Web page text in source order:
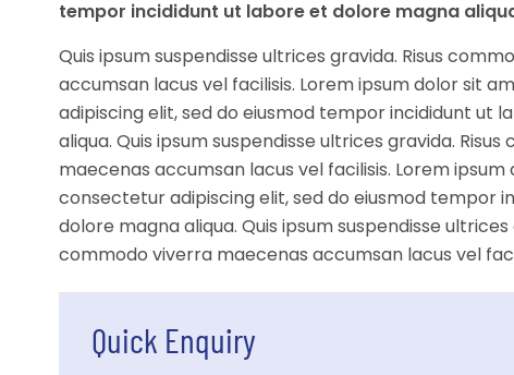
tempor incididunt ut labore et dolore magna
Quis ipsum suspendisse ultrices gravida. Risus
accumsan lacus vel facilisis. Lorem ipsum dolor sit
adipiscing elit, sed do eiusmod tempor incididunt ut
aliqua. Quis ipsum suspendisse ultrices gravida.
maecenas accumsan lacus vel facilisis. Lorem ipsum
consectetur adipiscing elit, sed do eiusmod tempor
dolore magna aliqua. Quis ipsum suspendisse ultrices
commodo viverra maecenas accumsan lacus vel
Quick Enquiry